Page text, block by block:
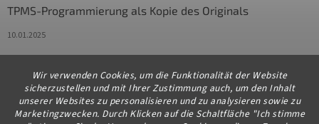
Wir verwenden Cookies, um die Funktionalität der Website
sicherzustellen und mit Ihrer Zustimmung auch, um den Inhalt
unserer Websites zu personalisieren und zu analysieren sowie zu
Marketingzwecken. Durch Klicken auf die Schaltfläche "Ich stimme
TPMS-Programmierung als Kopie des Originals
10.01.2025
Kontakt
info@diagstore.de